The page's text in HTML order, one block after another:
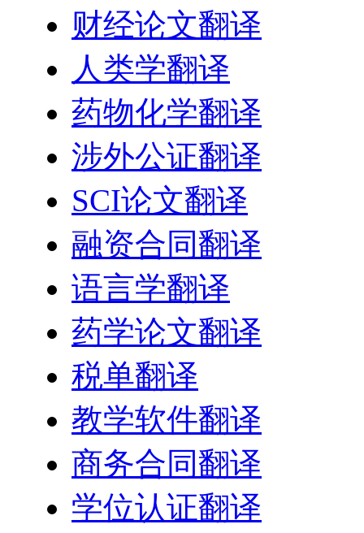
财经论文翻译
人类学翻译
药物化学翻译
涉外公证翻译
SCI论文翻译
融资合同翻译
语言学翻译
药学论文翻译
税单翻译
教学软件翻译
商务合同翻译
学位认证翻译